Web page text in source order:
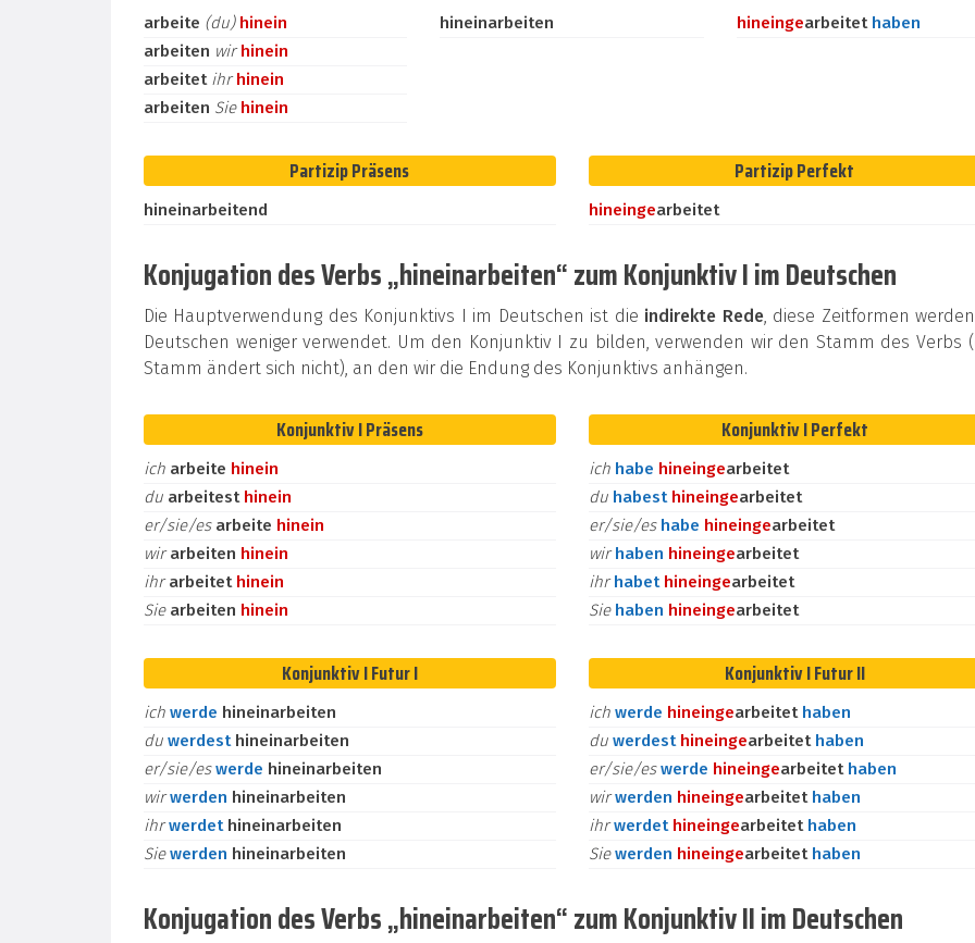
arbeite (du) hinein
arbeiten wirhinein
arbeitet ihrhinein
arbeiten Sie hinein
hineinarbeiten hineingearbeitet haben
Partizip Präsens
hineinarbeitend
Partizip Perfekt
hineingearbeitet
Konjugation des Verbs „hineinarbeiten“ zum Konjunktiv I im Deutschen
Die Hauptverwendung des Konjunktivs I im Deutschen ist die indirekte Rede, diese Zeitformen
Deutschen weniger verwendet. Um den Konjunktiv I zu bilden, verwenden wir den Stamm des Verbs
Stamm ändert sich nicht), an den wir die Endung des Konjunktivs anhängen.
Konjunktiv I Präsens
ich arbeite hinein
du arbeitest hinein
er/sie/es arbeite hinein
wirarbeiten hinein
ihrarbeitet hinein
Sie arbeiten hinein
Konjunktiv I Perfekt
ich habe hineingearbeitet
du habest hineingearbeitet
er/sie/es habe hineingearbeitet
wirhaben hineingearbeitet
ihrhabet hineingearbeitet
Sie haben hineingearbeitet
Konjunktiv I Futur I
ich werde hineinarbeiten
du werdest hineinarbeiten
er/sie/eswerde hineinarbeiten
wirwerden hineinarbeiten
ihrwerdet hineinarbeiten
Siewerden hineinarbeiten
Konjunktiv I Futur II
ich werde hineingearbeitet haben
du werdest hineingearbeitet haben
er/sie/eswerde hineingearbeitet haben
wirwerden hineingearbeitet haben
ihrwerdet hineingearbeitet haben
Siewerden hineingearbeitet haben
Konjugation des Verbs „hineinarbeiten“ zum Konjunktiv II im Deutschen